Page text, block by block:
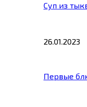
Суп из
26.01.2023
Первые